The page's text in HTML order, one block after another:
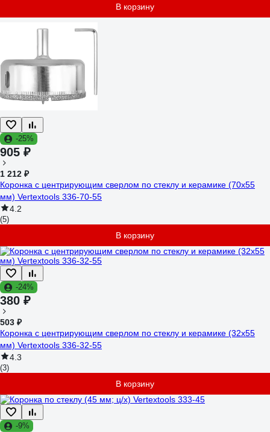
В корзину
-25%
905 ₽
1 212 ₽
Коронка с центрирующим сверлом по стеклу и керамике (70х55
мм) Vertextools 336-70-55
4.2
(5)
В корзину
-24%
380 ₽
503 ₽
Коронка с центрирующим сверлом по стеклу и керамике (32х55
мм) Vertextools 336-32-55
4.3
(3)
В корзину
-9%